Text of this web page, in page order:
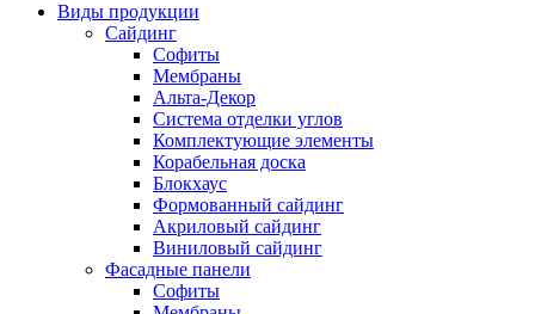
Виды продукции
Сайдинг
Софиты
Мембраны
Альта-Декор
Система отделки углов
Комплектующие элементы
Корабельная доска
Блокхаус
Формованный сайдинг
Акриловый сайдинг
Виниловый сайдинг
Фасадные панели
Софиты